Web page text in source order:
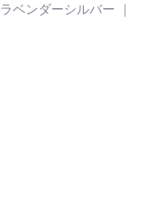
ベンダーシルバー ｜